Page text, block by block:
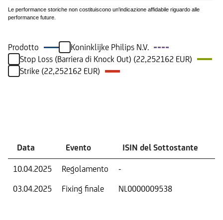
Le performance storiche non costituiscono un'indicazione affidabile riguardo alle
performance future.
Prodotto
Koninklijke Philips N.V.
Stop Loss (Barriera di Knock Out) (22,252162 EUR)
Strike (22,252162 EUR)
Data Evento ISIN del Sottostante
10.04.2025 Regolamento -
03.04.2025
Fixing finale NL0000009538